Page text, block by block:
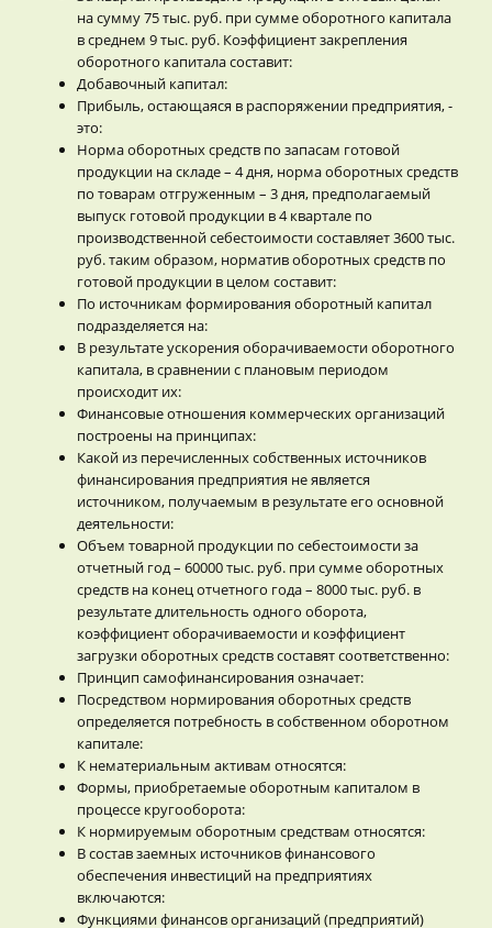
на сумму 75 тыс. руб. при сумме оборотного капитала
в среднем 9 тыс. руб. Коэффициент закрепления
оборотного капитала составит:
Добавочный капитал:
Прибыль, остающаяся в распоряжении предприятия, -
это:
Норма оборотных средств по запасам готовой
продукции на складе – 4 дня, норма оборотных средств
по товарам отгруженным – 3 дня, предполагаемый
выпуск готовой продукции в 4 квартале по
производственной себестоимости составляет 3600 тыс.
руб. таким образом, норматив оборотных средств по
готовой продукции в целом составит:
По источникам формирования оборотный капитал
подразделяется на:
В результате ускорения оборачиваемости оборотного
капитала, в сравнении с плановым периодом
происходит их:
Финансовые отношения коммерческих организаций
построены на принципах:
Какой из перечисленных собственных источников
финансирования предприятия не является
источником, получаемым в результате его основной
деятельности:
Объем товарной продукции по себестоимости за
отчетный год – 60000 тыс. руб. при сумме оборотных
средств на конец отчетного года – 8000 тыс. руб. в
результате длительность одного оборота,
коэффициент оборачиваемости и коэффициент
загрузки оборотных средств составят соответственно:
Принцип самофинансирования означает:
Посредством нормирования оборотных средств
определяется потребность в собственном оборотном
капитале:
К нематериальным активам относятся:
Формы, приобретаемые оборотным капиталом в
процессе кругооборота:
К нормируемым оборотным средствам относятся:
В состав заемных источников финансового
обеспечения инвестиций на предприятиях
включаются:
Функциями финансов организаций (предприятий)